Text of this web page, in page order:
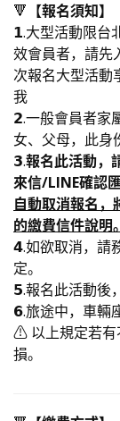
🔻 【報名須知】
𝟭.大型活動限台
效會員者，請先
次報名大型活動
我
𝟮.一般會員者家
女、父母，此身
𝟯.報名此活動，
來信/LINE確認
自動取消報名，
的繳費信件說明。
𝟰.如欲取消，請
定。
𝟱.報名此活動後
𝟲.旅途中，車輛
⚠️ 以上規定若有
損。